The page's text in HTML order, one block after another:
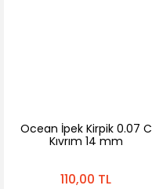
Ocean İpek Kirpik 0.07 C
Kıvrım 14 mm
110,00 TL